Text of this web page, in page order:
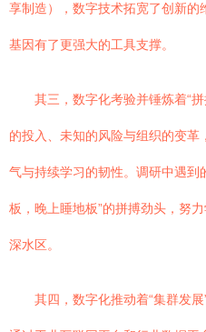
享制造），数字技术拓宽了创新的
基因有了更强大的工具支撑。
其三，数字化考验并锤炼着“
的投入、未知的风险与组织的变
气与持续学习的韧性。调研中遇到
板，晚上睡地板”的拼搏劲头，努
深水区。
其四，数字化推动着“集群发